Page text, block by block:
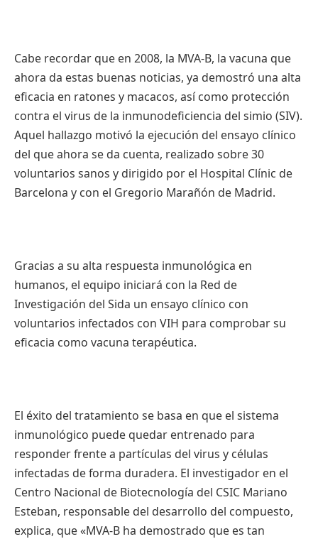
Cabe recordar que en 2008, la MVA-B, la vacuna que
ahora da estas buenas noticias, ya demostró una alta
eficacia en ratones y macacos, así como protección
contra el virus de la inmunodeficiencia del simio (SIV).
Aquel hallazgo motivó la ejecución del ensayo clínico
del queahora se da cuenta, realizado sobre30
voluntarios sanos y dirigido por el Hospital Clínic de
Barcelona y con el Gregorio Marañón de Madrid.
Gracias a su alta respuesta inmunológica en
humanos, el equipo iniciará con la Red de
Investigación del Sida un ensayo clínico con
voluntarios infectados con VIH para comprobarsu
eficacia como vacuna terapéutica.
El éxito del tratamiento se basa en que el sistema
inmunológico puede quedar entrenado para
responderfrentea partículas del virus y células
infectadas de forma duradera. El investigador en el
Centro Nacional de Biotecnología del CSIC Mariano
Esteban, responsable del desarrollo del compuesto,
explica, que«MVA-B ha demostrado que es tan